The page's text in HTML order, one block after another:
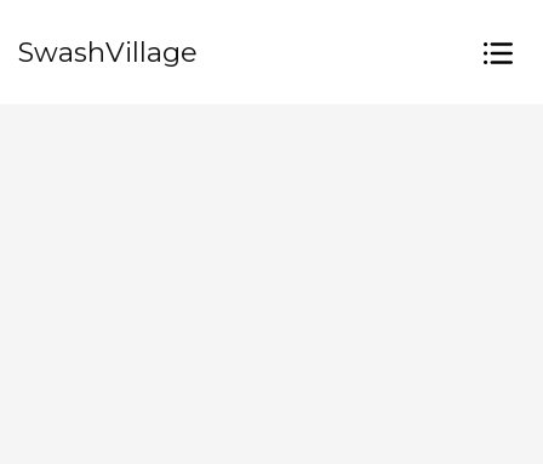
SwashVillage